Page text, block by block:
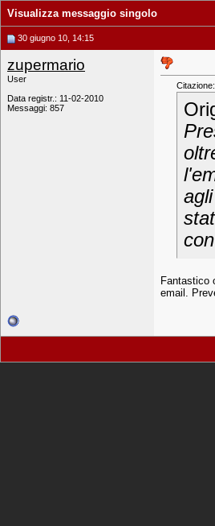
Visualizza messaggio singolo
30 giugno 10, 14:15
zupermario
User
Data registr.: 11-02-2010
Messaggi: 857
Citazione:
Fantastico
email.